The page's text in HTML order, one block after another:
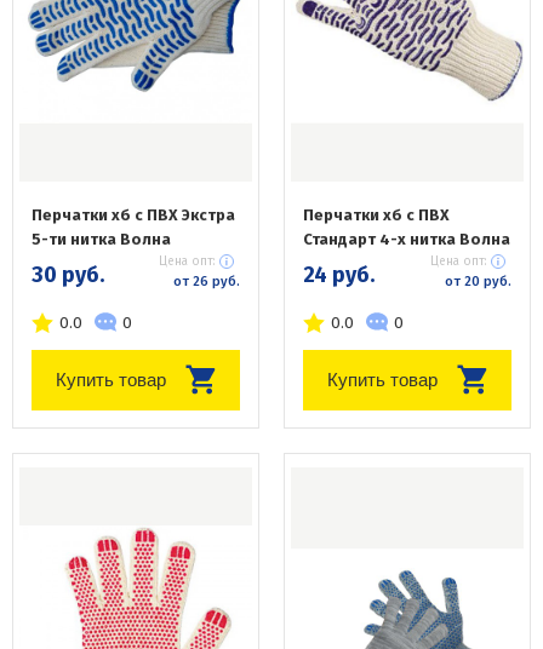
Перчатки хб с ПВХ Экстра
5-ти нитка Волна
30 руб. Цена опт:
от 26 руб.
0.0 0
Купить товар
Перчатки хб с ПВХ
Стандарт 4-х нитка Волна
24 руб. Цена опт:
от 20 руб.
0.0 0
Купить товар